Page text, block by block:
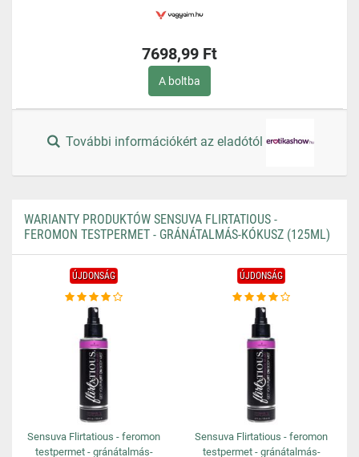
7698,99 Ft
A boltba
További információkért az eladótól
WARIANTY PRODUKTÓW SENSUVA FLIRTATIOUS -
FEROMON TESTPERMET - GRÁNÁTALMÁS-KÓKUSZ (125ML)
ÚJDONSÁG
Sensuva Flirtatious - feromon
testpermet - gránátalmás-
ÚJDONSÁG
Sensuva Flirtatious - feromon
testpermet - gránátalmás-